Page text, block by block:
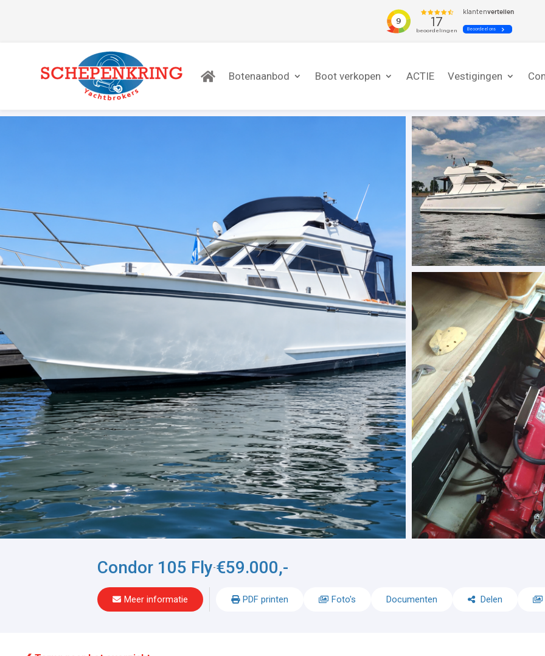
Botenaanbod Boot verkopen ACTIE Vestigingen
Condor 105 Fly-€59.000,-
Meer informatie PDF printen Foto's Documenten Delen